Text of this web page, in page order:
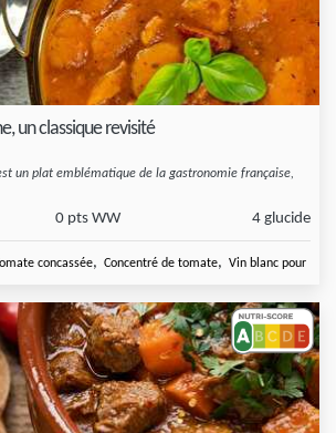
un classique revisité
un plat emblématique de la gastronomie française,
0 pts WW 4 glucide
concassée, Concentré de tomate, Vin blanc pour